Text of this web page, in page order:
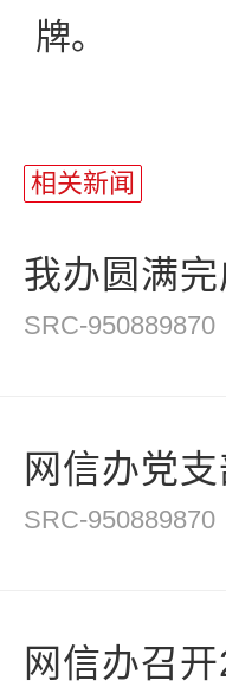
牌。
相关新闻
我办圆满
SRC-950889870
网信办党
SRC-950889870
网信办召